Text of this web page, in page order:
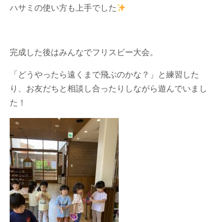
ハサミの使い方も上手でした
完成した後はみんなでフリスビー大会。
「どうやったら遠くまで飛ぶのかな？」と練習した
り、お友だちと相談し合ったりしながら遊んでいまし
た！